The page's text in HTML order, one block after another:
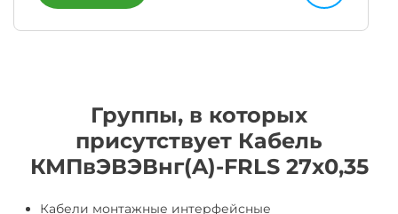
Группы, в которых
присутствует Кабель
КМПвЭВЭВнг(A)-FRLS 27х0,35
Кабели монтажные интерфейсные